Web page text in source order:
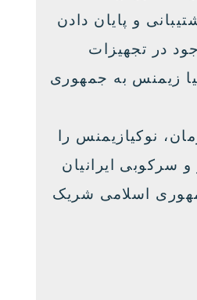
و پایان دادن
در تجهیزات
زیمنس به جمهوری
نوکیازیمنس را
ایرانیان
اسلامی شریک